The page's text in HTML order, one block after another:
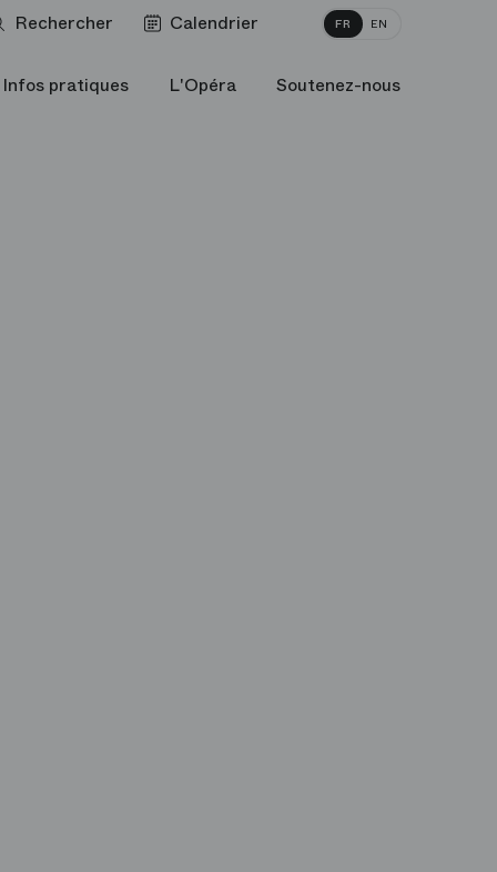
Rechercher Calendrier FR EN
Infos pratiques L'Opéra Soutenez-nous